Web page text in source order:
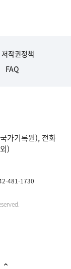
저작권정책
FAQ
가기록원), 전화
)
481-1730